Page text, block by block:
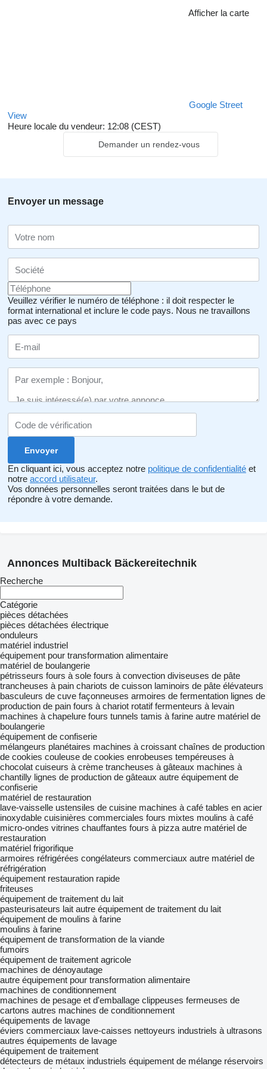
Afficher la carte
Google Street
View
Heure locale du vendeur: 12:08 (CEST)
Demander un rendez-vous
Envoyer un message
Veuillez vérifier le numéro de téléphone : il doit respecter le
format international et inclure le code pays. Nous ne travaillons
pas avec ce pays
En cliquant ici, vous acceptez notre politique de confidentialité et
notre accord utilisateur.
Vos données personnelles seront traitées dans le but de
répondre à votre demande.
Annonces Multiback Bäckereitechnik
Recherche
Catégorie
pièces détachées
pièces détachées électrique
onduleurs
matériel industriel
équipement pour transformation alimentaire
matériel de boulangerie
pétrisseurs fours à sole fours à convection diviseuses de pâte
trancheuses à pain chariots de cuisson laminoirs de pâte élévateurs
basculeurs de cuve façonneuses armoires de fermentation lignes de
production de pain fours à chariot rotatif fermenteurs à levain
machines à chapelure fours tunnels tamis à farine autre matériel de
boulangerie
équipement de confiserie
mélangeurs planétaires machines à croissant chaînes de production
de cookies couleuse de cookies enrobeuses tempéreuses à
chocolat cuiseurs à crème trancheuses à gâteaux machines à
chantilly lignes de production de gâteaux autre équipement de
confiserie
matériel de restauration
lave-vaisselle ustensiles de cuisine machines à café tables en acier
inoxydable cuisinières commerciales fours mixtes moulins à café
micro-ondes vitrines chauffantes fours à pizza autre matériel de
restauration
matériel frigorifique
armoires réfrigérées congélateurs commerciaux autre matériel de
réfrigération
équipement restauration rapide
friteuses
équipement de traitement du lait
pasteurisateurs lait autre équipement de traitement du lait
équipement de moulins à farine
moulins à farine
équipement de transformation de la viande
fumoirs
équipement de traitement agricole
machines de dénoyautage
autre équipement pour transformation alimentaire
machines de conditionnement
machines de pesage et d'emballage clippeuses fermeuses de
cartons autres machines de conditionnement
équipements de lavage
éviers commerciaux lave-caisses nettoyeurs industriels à ultrasons
autres équipements de lavage
équipement de traitement
détecteurs de métaux industriels équipement de mélange réservoirs